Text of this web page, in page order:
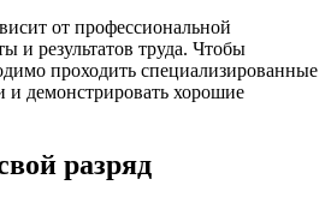
от профессиональной
и результатов труда. Чтобы
проходить специализированные
и демонстрировать хорошие
разряд